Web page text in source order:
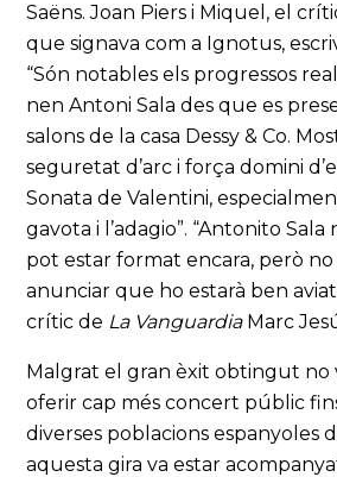
Saëns. Joan Piers i Miquel, el
que signava com a Ignotus,
“Són notables els progressos
nen Antoni Sala des que es
salons de la casa Dessy & Co.
seguretat d’arc i força domini
Sonata de Valentini,
gavota i l’adagio”. “Antonito Sala
pot estar format encara, però no
anunciar que ho estarà ben
crític de La VanguardiaMarc
Malgrat el gran èxit obtingut no
oferir cap més concert públic
diverses poblacions espanyoles
aquesta gira va estar